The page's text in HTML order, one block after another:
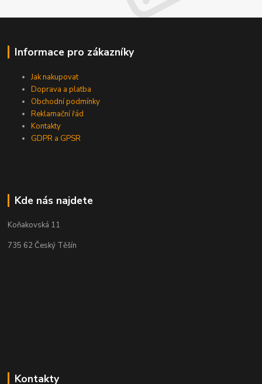
Informace pro zákazníky
Jak nakupovat
Doprava a platba
Obchodní podmínky
Reklamační řád
Kontakty
GDPR a GPSR
Kde nás najdete
Koňakovská 11
735 62 Český Těšín
Kontakty